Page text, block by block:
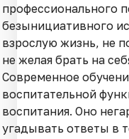
профессионального
безынициативного
взрослую жизнь, не
не желая брать на
Современное
воспитательной
воспитания. Оно
угадывать ответы в